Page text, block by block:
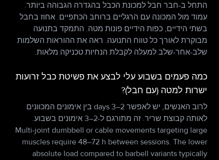
התחל ב-חבר חבל למכונת הכבל בהגדרה הגבוהה ביותר.
עמוד מול המכונה עם הרגליים ברוחב הכתפיים. אחוז בחבל
בשתי הידיים, כפות הידיים פונות מטה. התמקד בתנועה
מבוקרת לאורך כל טווח התנועה. ראה את ההוראות השלמות
שלב-אחר-שלב למעלה לקבלת הנחיות טכניקה מלאות.
כמה פעמים בשבוע עלי לבצע את פשיטת כבל זרועות
ישרות למטה (עם חבל)?
לרוב האנשים, יש לאפשר 2–3 days בין אימונים המכוונים
לאותה קבוצת שריר. זה מתורגם ל-2–3 אימונים בשבוע.
Multi-joint dumbbell or cable movements targeting large
muscles require 48–72 h between sessions. The lower
absolute load compared to barbell variants typically